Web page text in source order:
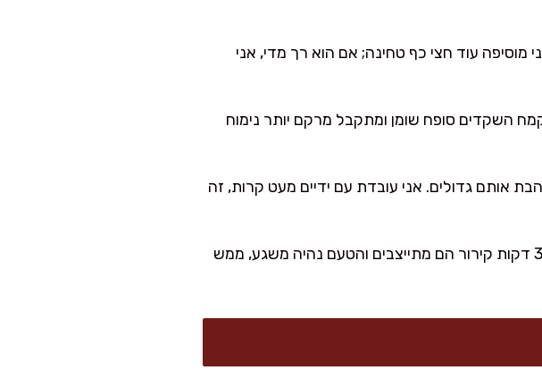
עוד חצי כף טחינה; אם הוא רך מדי, אני
כשפית: קמח השקדים סופח שומן ומתקבל מרקם יותר נימוח
כדורים, תלוי כמה את אוהבת אותם גדולים. אני עובדת עם ידיים מעט קרות, זה
מסדרת בקופסה עם נייר אפייה בין שכבות ושומרת במקרר. אחרי כ-30 דקות קירור הם מתייצבים והטעם נהיה משגע, ממש